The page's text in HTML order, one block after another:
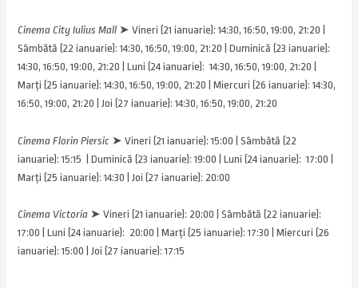
Cinema City Iulius Mall ➤ Vineri (21 ianuarie): 14:30, 16:50, 19:00, 21:20 |
Sâmbătă (22 ianuarie): 14:30, 16:50, 19:00, 21:20 | Duminică (23 ianuarie):
14:30, 16:50, 19:00, 21:20 | Luni (24 ianuarie): 14:30, 16:50, 19:00, 21:20 |
Marți (25 ianuarie): 14:30, 16:50, 19:00, 21:20 | Miercuri (26 ianuarie): 14:30,
16:50, 19:00, 21:20 | Joi (27 ianuarie): 14:30, 16:50, 19:00, 21:20
Cinema Florin Piersic ➤ Vineri (21 ianuarie): 15:00 | Sâmbătă (22
ianuarie): 15:15 | Duminică (23 ianuarie): 19:00 | Luni (24 ianuarie): 17:00 |
Marți (25 ianuarie): 14:30 | Joi (27 ianuarie): 20:00
Cinema Victoria ➤ Vineri (21 ianuarie): 20:00 | Sâmbătă (22 ianuarie):
17:00 | Luni (24 ianuarie): 20:00 | Marți (25 ianuarie): 17:30 | Miercuri (26
ianuarie): 15:00 | Joi (27 ianuarie): 17:15